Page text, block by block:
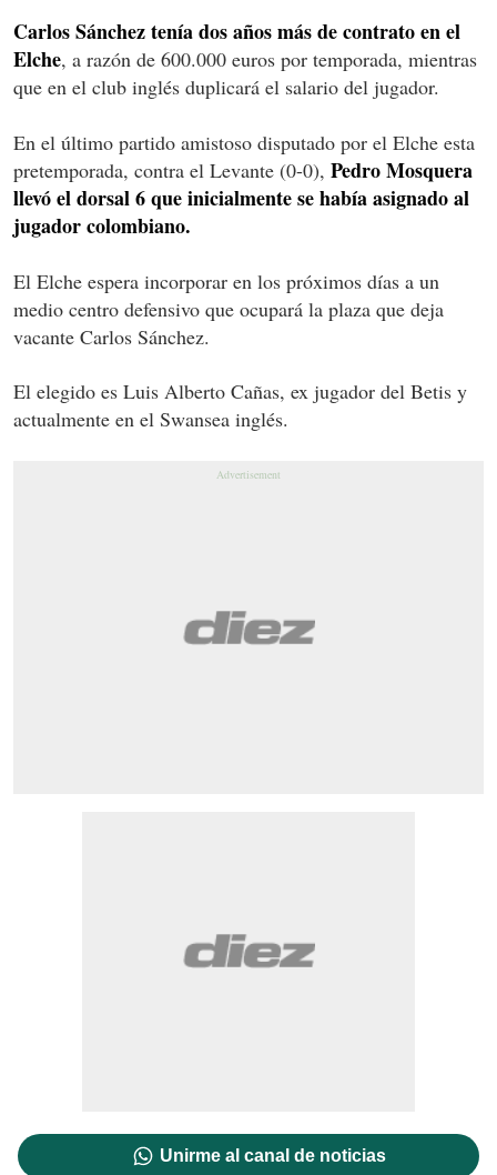
Carlos Sánchez tenía dos años más de contrato en el
Elche, a razón de 600.000 euros por temporada, mientras
que en el club inglés duplicará el salario del jugador.
En el último partido amistoso disputado por el Elche esta
pretemporada, contra el Levante (0-0), Pedro Mosquera
llevó el dorsal 6 que inicialmente se había asignado al
jugador colombiano.
El Elche espera incorporar en los próximos días a un
medio centro defensivo que ocupará la plaza que deja
vacante Carlos Sánchez.
El elegido es Luis Alberto Cañas, ex jugador del Betis y
actualmente en el Swansea inglés.
Unirme al canal de noticias